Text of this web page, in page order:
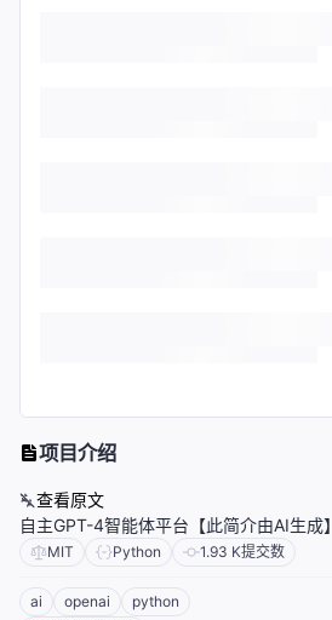
项目介绍
查看原文
自主GPT-4智能体平台【此简介由AI生成】
MIT Python 1.93 K提交数
ai openai
python